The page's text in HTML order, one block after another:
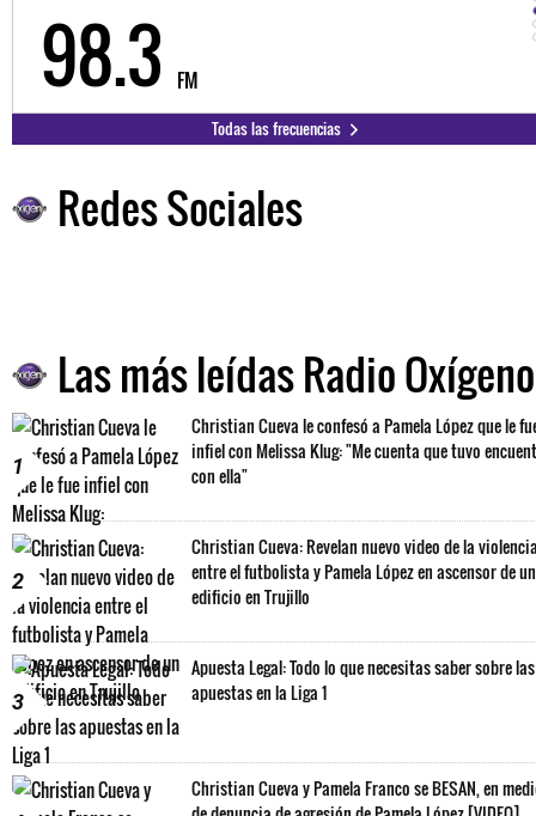
98.3 FM
Todas las frecuencias
Redes Sociales
Las más leídas Radio Oxígeno
1
Christian Cueva le confesó a Pamela López que le
infiel con Melissa Klug: "Me cuenta que tuvo
con ella"
2
Christian Cueva: Revelan nuevo video de la
entre el futbolista y Pamela López en ascensor de un
edificio en Trujillo
3
Apuesta Legal: Todo lo que necesitas saber sobre las
apuestas en la Liga 1
Christian Cueva y Pamela Franco se BESAN, en